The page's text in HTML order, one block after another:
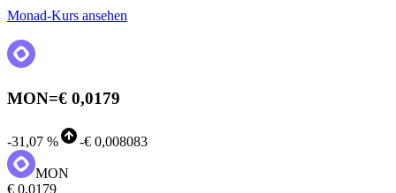
Monad-Kurs ansehen
MON=€ 0,0179
-31,07 % -€ 0,008083
MON
€ 0,0179